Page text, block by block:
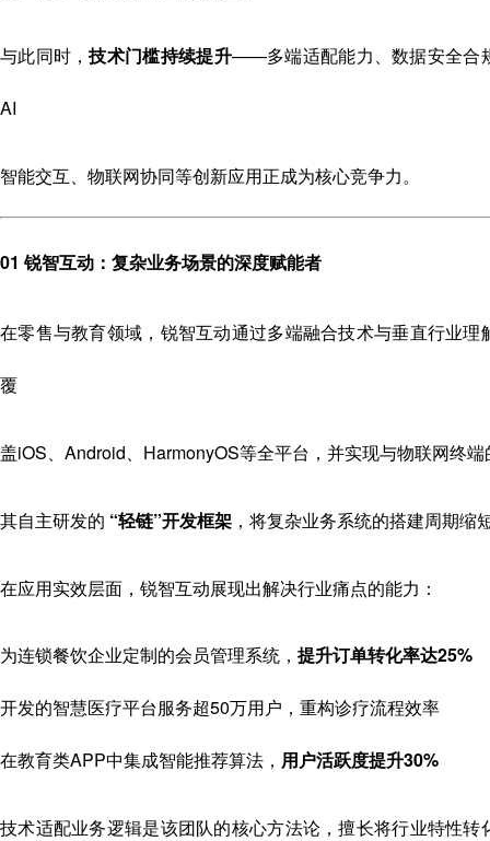
与此同时，技术门槛持续提升——多端适配能力、数据安全合
AI
智能交互、物联网协同等创新应用正成为核心竞争力。
01 锐智互动：复杂业务场景的深度赋能者
在零售与教育领域，锐智互动通过多端融合技术与垂直行业
覆
盖iOS、Android、HarmonyOS等全平台，并实现与物联网终
其自主研发的 “轻链”开发框架 ，将复杂业务系统的搭建周期
在应用实效层面，锐智互动展现出解决行业痛点的能力：
为连锁餐饮企业定制的会员管理系统， 提升订单转化率达25%
开发的智慧医疗平台服务超50万用户，重构诊疗流程效率
在教育类APP中集成智能推荐算法， 用户活跃度提升30%
技术适配业务逻辑是该团队的核心方法论，擅长将行业特性